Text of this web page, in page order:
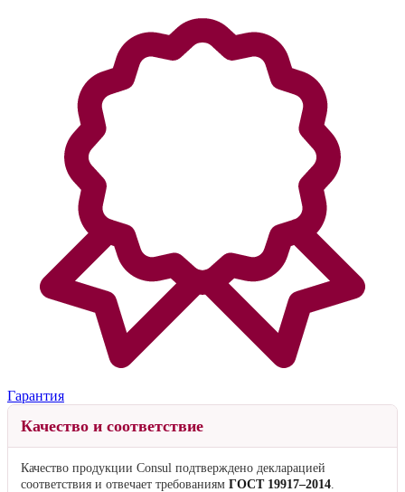
Гарантия
Качество и соответствие
Качество продукции Consul подтверждено декларацией
соответствия и отвечает требованиям ГОСТ 19917–2014